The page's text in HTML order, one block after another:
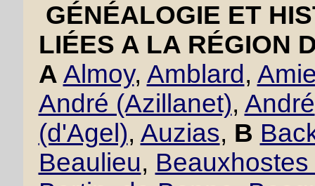
GÉNÉALOGIE ET
LIÉES A LA RÉGION
A Almoy, Amblard ,
André (Azillanet), André
(d'Agel), Auzias, B
Beaulieu,